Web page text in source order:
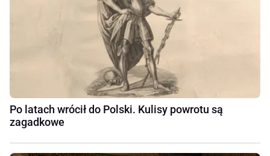
Po latach wrócił do Polski. Kulisy powrotu są
zagadkowe